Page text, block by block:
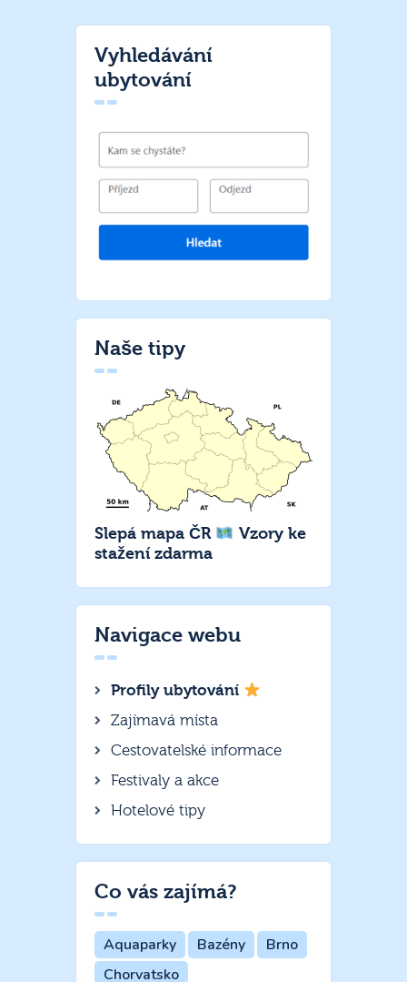
Vyhledávání
ubytování
Naše tipy
Slepá mapa ČR
Vzory ke
stažení zdarma
Navigace webu
Profily ubytování
Zajímavá místa
Cestovatelské informace
Festivaly a akce
Hotelové tipy
Co vás zajímá?
Aquaparky Bazény
Brno
Chorvatsko